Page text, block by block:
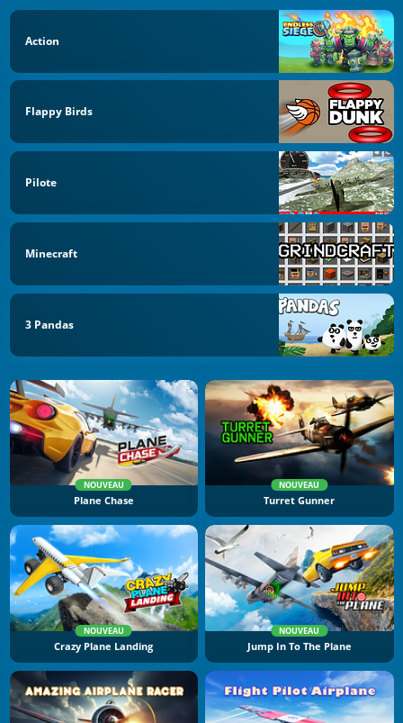
Action
Flappy Birds
Pilote
Minecraft
3 Pandas
NOUVEAU
Plane Chase
NOUVEAU
Turret Gunner
NOUVEAU
Crazy Plane Landing
NOUVEAU
Jump In To The Plane